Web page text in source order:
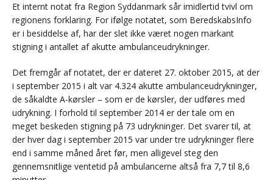
Et internt notat fra Region Syddanmark sår imidlertid tvivl om
regionens forklaring. For ifølge notatet, som BeredskabsInfo
er i besiddelse af, har der slet ikke været nogen markant
stigning i antallet af akutte ambulanceudrykninger.
Det fremgår af notatet, der er dateret 27. oktober 2015, at der
i september 2015 i alt var 4.324 akutte ambulanceudrykninger,
de såkaldte A-kørsler – som er de kørsler, der udføres med
udrykning. I forhold til september 2014 er der tale om en
meget beskeden stigning på 73 udrykninger. Det svarer til, at
der hver dag i september 2015 var under tre udrykninger flere
end i samme måned året før, men alligevel steg den
gennemsnitlige ventetid på ambulancerne altså fra 7,7 til 8,6